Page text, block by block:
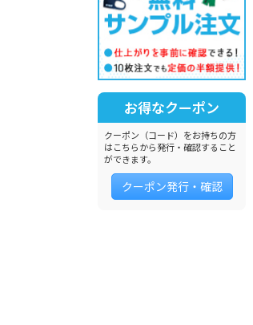
お得なクーポン
クーポン（コード）をお持ちの方
はこちらから発行・確認すること
ができます。
クーポン発行・確認